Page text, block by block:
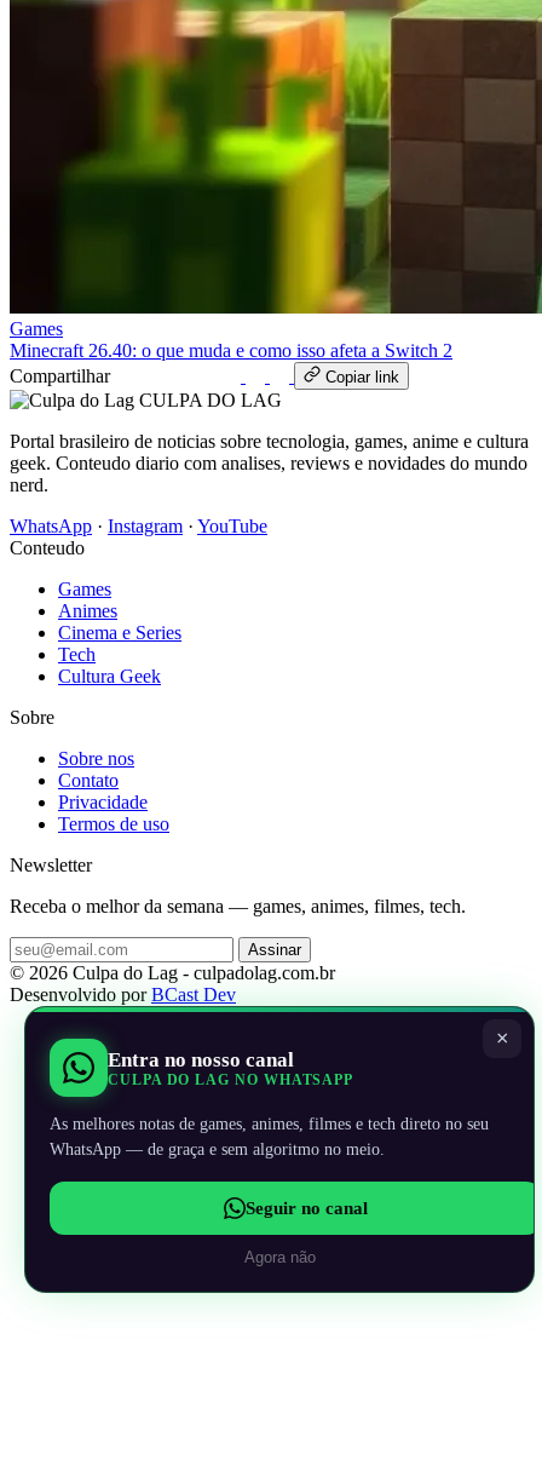
Games
Minecraft 26.40: o que muda e como isso afeta a Switch 2
Compartilhar
Copiar link
CULPA DO LAG
Portal brasileiro de noticias sobre tecnologia, games, anime e cultura
geek. Conteudo diario com analises, reviews e novidades do mundo
nerd.
WhatsApp · Instagram · YouTube
Conteudo
Games
Animes
Cinema e Series
Tech
Cultura Geek
Sobre
Sobre nos
Contato
Privacidade
Termos de uso
Newsletter
Receba o melhor da semana — games, animes, filmes, tech.
Assinar
© 2026 Culpa do Lag - culpadolag.com.br
Desenvolvido porBCast Dev
×
Entra no nosso canal
CULPA DO LAG NO WHATSAPP
As melhores notas de games, animes, filmes e tech direto no seu
WhatsApp — de graça e sem algoritmo no meio.
Seguir no canal
Agora não